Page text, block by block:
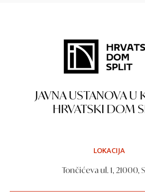
JAVNA USTANOVA U
HRVATSKI DOM
LOKACIJA
Tončićeva ul. 1, 21000,